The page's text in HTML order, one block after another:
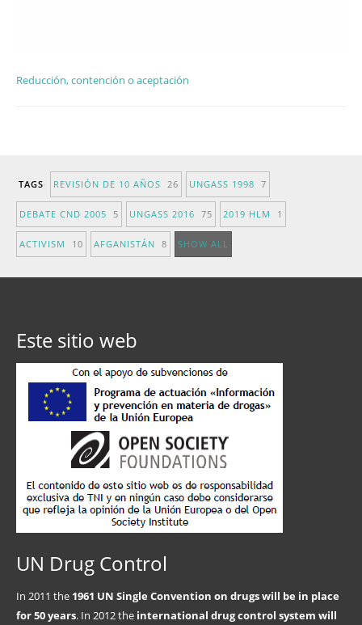
Reducción, contención o aceptación
TAGS REVISIÓN DE 10 AÑOS 26 UNGASS 1998 7
DEBATE CND 2005 5 UNGASS 2016 75 2019 HLM 1
ACTIVISM 10 AFGANISTÁN 8 SHOW ALL
Este sitio web
UN Drug Control
In 2011 the 1961 UN Single Convention on drugs will be in place
for 50 years. In 2012 the international drug control system will